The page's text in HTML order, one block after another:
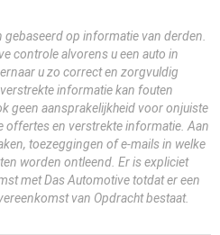
op informatie van derden.
controle alvorens u een auto in
u zo correct en zorgvuldig
informatie kan fouten
geen aansprakelijkheid voor onjuiste
en verstrekte informatie. Aan
toezeggingen of e-mails in welke
worden ontleend. Er is expliciet
met Das Automotive totdat er een
van Opdracht bestaat.